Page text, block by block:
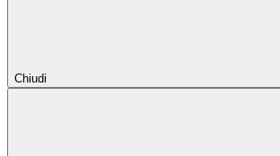
Chiudi